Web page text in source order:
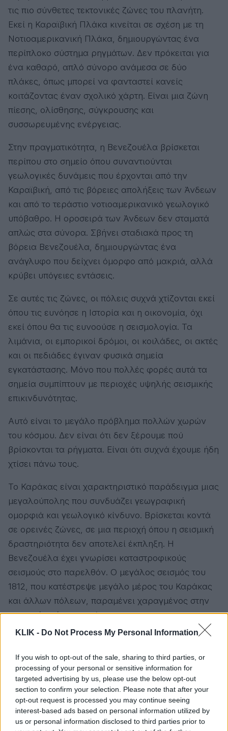
KLIK - Do Not Process My Personal Information
If you wish to opt-out of the sale, sharing to third parties, or
processing of your personal or sensitive information for
targeted advertising by us, please use the below opt-out
section to confirm your selection. Please note that after your
opt-out request is processed you may continue seeing
interest-based ads based on personal information utilized by
us or personal information disclosed to third parties prior to
τις πιο σύνθετες τεκτονικές ζώνες του πλανήτη.
Εκεί η Καραϊβική Πλάκα κινείται σε σχέση με τη
Νοτιοαμερικανική Πλάκα, δημιουργώντας ένα
περίπλοκο σύστημα ρηγμάτων. Δεν πρόκειται για
ένα καθαρό, απλό σύνορο ανάμεσα σε δύο
πλάκες, όπως μπορεί να φανταστεί κανείς
κοιτάζοντας έναν σχολικό χάρτη. Είναι μια ζώνη
πίεσης, ολίσθησης, σύγκρουσης και
συσσωρευμένης ενέργειας.
Στην πραγματικότητα, η Βενεζουέλα βρίσκεται
περίπου στο σημείο όπου συναντιούνται
γεωλογικές δυνάμεις που έρχονται από την
Καραϊβική, από τις βόρειες απολήξεις των Άνδεων
και από το τεράστιο νοτιοαμερικανικό γεωλογικό
υπόβαθρο. Η οροσειρά των Άνδεων δεν σταματά
απλώς στα σύνορα. Σβήνει σταδιακά προς τη
βόρεια Βενεζουέλα, δημιουργώντας ένα
ανάγλυφο που δείχνει όμορφο από μακριά, αλλά
κρύβει υπόγειες εντάσεις.
Σε αυτές τις ζώνες, οι πόλεις συχνά χτίζονται εκεί
όπου τις ευνόησε η Ιστορία και η οικονομία, όχι
εκεί όπου θα τις ευνοούσε η σεισμολογία. Τα
λιμάνια, οι εμπορικοί δρόμοι, οι κοιλάδες, οι ακτές
και οι πεδιάδες έγιναν φυσικά σημεία
εγκατάστασης. Μόνο που πολλές φορές αυτά τα
σημεία συμπίπτουν με περιοχές υψηλής σεισμικής
επικινδυνότητας.
Αυτό είναι το μεγάλο πρόβλημα πολλών χωρών
του κόσμου. Δεν είναι ότι δεν ξέρουμε πού
βρίσκονται τα ρήγματα. Είναι ότι συχνά έχουμε ήδη
χτίσει πάνω τους.
Το Καράκας είναι χαρακτηριστικό παράδειγμα μιας
μεγαλούπολης που συνδυάζει γεωγραφική
ομορφιά και γεωλογικό κίνδυνο. Βρίσκεται κοντά
σε ορεινές ζώνες, σε μια περιοχή όπου η σεισμική
δραστηριότητα δεν αποτελεί έκπληξη. Η
Βενεζουέλα έχει γνωρίσει καταστροφικούς
σεισμούς στο παρελθόν. Ο μεγάλος σεισμός του
1812, που κατέστρεψε μεγάλο μέρος του Καράκας
και άλλων πόλεων, παραμένει χαραγμένος στην
ιστορική μνήμη της χώρας.
Αλλά η μνήμη των φυσικών καταστροφών έχει ένα
γρήγορα από όσο πρέπει. Οι γενιές αλλάζουν, οι
πόλεις ξαναχτίζονται, οι άνθρωποι επιστρέφουν
στην καθημερινότητα και η Γη μοιάζει ξανά
ακίνητη. Μέχρι να μην είναι.